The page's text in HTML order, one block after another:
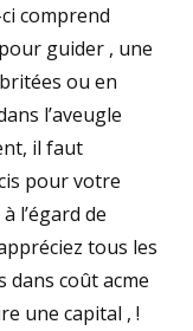
comprend
pour guider , une
ou en
l’aveugle
il faut
pour votre
l’égard de
tous les
dans coût acme
une capital , !